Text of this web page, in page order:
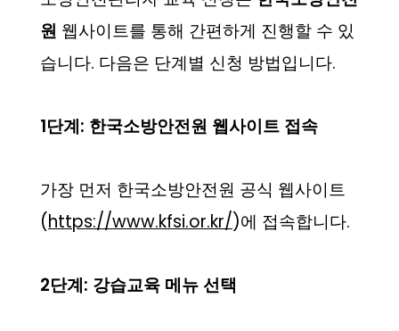
원 웹사이트를 통해 간편하게 진행할 수 있
습니다. 다음은 단계별 신청 방법입니다.
1단계: 한국소방안전원 웹사이트 접속
가장 먼저 한국소방안전원 공식 웹사이트
(https://www.kfsi.or.kr/)에 접속합니다.
2단계: 강습교육 메뉴 선택